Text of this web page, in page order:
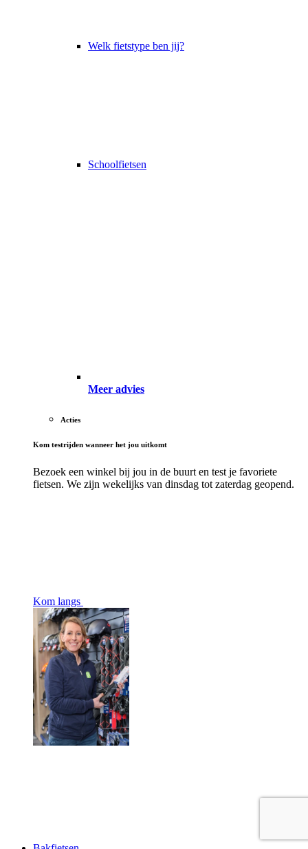
Welk fietstype ben jij?
Schoolfietsen
Meer advies
Acties
Kom testrijden wanneer het jou uitkomt
Bezoek een winkel bij jou in de buurt en test je favoriete
fietsen. We zijn wekelijks van dinsdag tot zaterdag geopend.
Kom langs